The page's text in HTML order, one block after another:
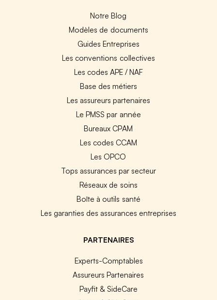
Notre Blog
Modèles de documents
Guides Entreprises
Les conventions collectives
Les codes APE / NAF
Base des métiers
Les assureurs partenaires
Le PMSS par année
Bureaux CPAM
Les codes CCAM
Les OPCO
Tops assurances par secteur
Réseaux de soins
Boîte à outils santé
Les garanties des assurances entreprises
PARTENAIRES
Experts-Comptables
Assureurs Partenaires
Payfit & SideCare